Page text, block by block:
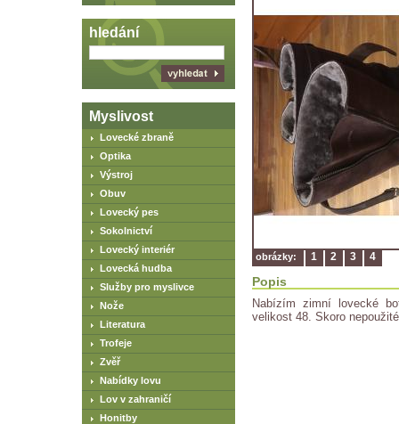
obrázky: 1 2 3 4
Popis
Nabízím zimní lovecké
velikost 48. Skoro
hledání
Myslivost
Lovecké zbraně
Optika
Výstroj
Obuv
Lovecký pes
Sokolnictví
Lovecký interiér
Lovecká hudba
Služby pro myslivce
Nože
Literatura
Trofeje
Zvěř
Nabídky lovu
Lov v zahraničí
Honitby